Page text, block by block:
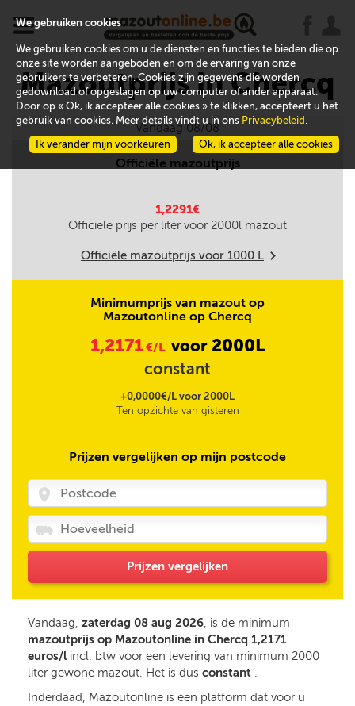
x
Mazoutprijs in Chercq
Vandaag 08/08
Officiële mazoutprijs
1,2291€
Officiële prijs per liter voor 2000l mazout
Officiële mazoutprijs voor 1000 L m
Minimumprijs van mazout op
Mazoutonline op Chercq
1,2171€/L voor 2000L
constant
+0,0000€/L voor 2000L
Ten opzichte van gisteren
Prijzen vergelijken op mijn postcode
Prijzen vergelijken
Vandaag, zaterdag 08 aug 2026, is de minimum
mazoutprijs op Mazoutonline in Chercq 1,2171
euros/l incl. btw voor een levering van minimum 2000
liter gewone mazout. Het is dus constant .
Inderdaad, Mazoutonline is een platform dat voor u
We gebruiken cookies
We gebruiken cookies om u de diensten en functies te bieden die op
onze site worden aangeboden en om de ervaring van onze
gebruikers te verbeteren. Cookies zijn gegevens die worden
gedownload of opgeslagen op uw computer of ander apparaat.
Door op « Ok, ik accepteer alle cookies » te klikken, accepteert u het
gebruik van cookies. Meer details vindt u in ons Privacybeleid .
Ok, ik accepteer alle cookies
Ik verander mijn voorkeuren